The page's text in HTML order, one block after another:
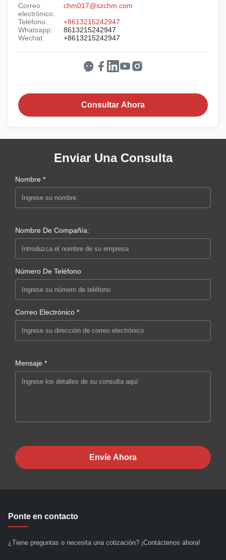
Correo
electrónico:
chm017@szchm.com
Teléfono:
+8613215242947
Whatsapp:
8613215242947
Wechat:
+8613215242947
Consultar Ahora
Enviar Una Consulta
Nombre *
Nombre De Compañía:
Número De Teléfono
Correo Electrónico *
Mensaje *
Envíe Ahora
Ponte en contacto
¿Tiene preguntas o necesita una cotización? ¡Contáctenos ahora!